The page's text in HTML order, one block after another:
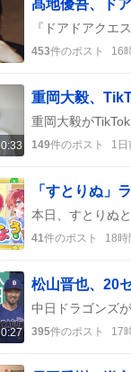
髙地優吾、ド
453件のポスト 16
0:33
重岡大毅、
149件のポスト 1日
41件のポスト 18時
0:27
松山晋也、20
395件のポスト 17